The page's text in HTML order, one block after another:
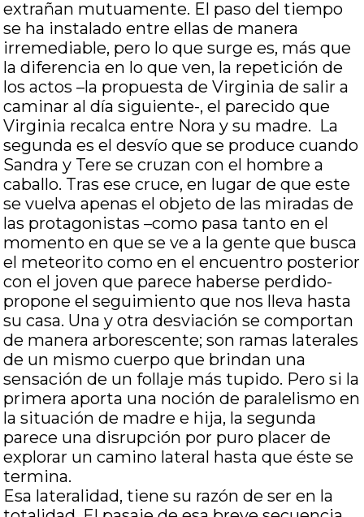
extrañan mutuamente. El paso del tiempo
se ha instalado entre ellas de manera
irremediable, pero lo que surge es, más que
la diferencia en lo que ven, la repetición de
los actos –la propuesta de Virginia de salir a
caminar al día siguiente-, el parecido que
Virginia recalca entre Nora y su madre. La
segunda es el desvío que se produce cuando
Sandra y Tere se cruzan con el hombre a
caballo. Tras ese cruce, en lugar de que este
se vuelva apenas el objeto de las miradas de
las protagonistas –como pasa tanto en el
momento en que se ve a la gente que busca
el meteorito como en el encuentro posterior
con el joven que parece haberse perdido-
propone el seguimiento que nos lleva hasta
su casa. Una y otra desviación se comportan
de manera arborescente; son ramas laterales
de un mismo cuerpo que brindan una
sensación de un follaje más tupido. Pero si la
primera aporta una noción de paralelismo en
la situación de madre e hija, la segunda
parece una disrupción por puro placer de
explorar un camino lateral hasta que éste se
termina.
Esa lateralidad, tiene su razón de ser en la